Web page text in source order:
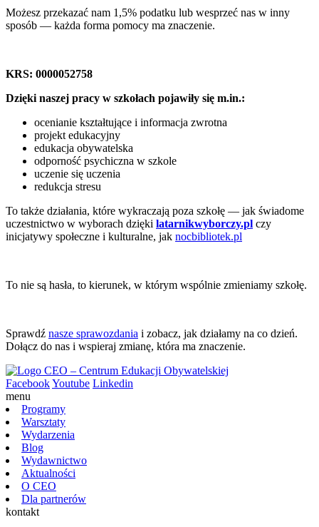
Możesz przekazać nam 1,5% podatku lub wesprzeć nas w inny
sposób — każda forma pomocy ma znaczenie.
KRS: 0000052758
Dzięki naszej pracy w szkołach pojawiły się m.in.:
ocenianie kształtujące i informacja zwrotna
projekt edukacyjny
edukacja obywatelska
odporność psychiczna w szkole
uczenie się uczenia
redukcja stresu
To także działania, które wykraczają poza szkołę — jak świadome
uczestnictwo w wyborach dzięki latarnikwyborczy.pl czy
inicjatywy społeczne i kulturalne, jak nocbibliotek.pl
To nie są hasła, to kierunek, w którym wspólnie zmieniamy szkołę.
Sprawdź nasze sprawozdania i zobacz, jak działamy na co dzień.
Dołącz do nas i wspieraj zmianę, która ma znaczenie.
FacebookYoutube Linkedin
menu
Programy
Warsztaty
Wydarzenia
Blog
Wydawnictwo
Aktualności
O CEO
Dla partnerów
kontakt